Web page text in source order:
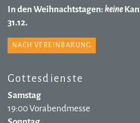
In den Weihnachtstagen: keine
31.12.
NACH VEREINBARUNG
Gottesdienste
Samstag
19:00 Vorabendmesse